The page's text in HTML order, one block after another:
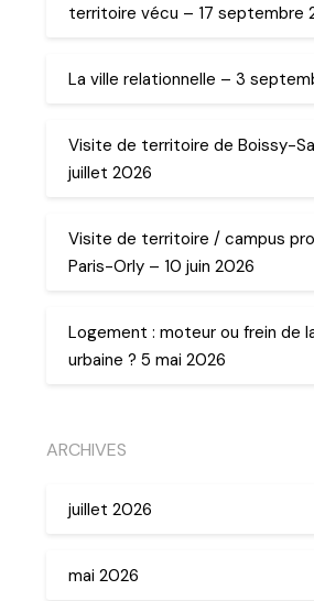
territoire vécu – 17 septembre
La ville relationnelle – 3
Visite de territoire de Boissy-
juillet 2026
Visite de territoire / campus
Paris-Orly – 10 juin 2026
Logement : moteur ou frein de
urbaine ? 5 mai 2026
ARCHIVES
juillet 2026
mai 2026